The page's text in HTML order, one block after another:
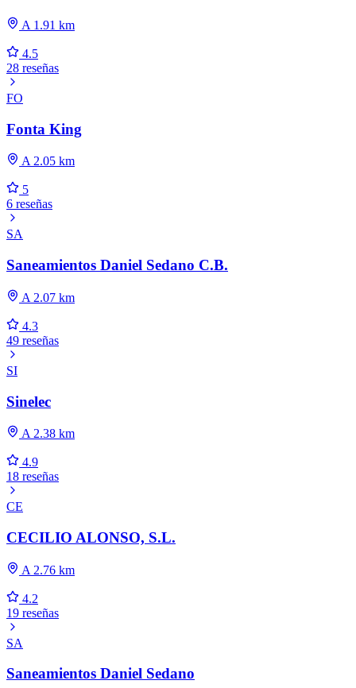
A 1.91 km
4.5
28 reseñas
FO
Fonta King
A 2.05 km
5
6 reseñas
SA
Saneamientos Daniel Sedano C.B.
A 2.07 km
4.3
49 reseñas
SI
Sinelec
A 2.38 km
4.9
18 reseñas
CE
CECILIO ALONSO, S.L.
A 2.76 km
4.2
19 reseñas
SA
Saneamientos Daniel Sedano